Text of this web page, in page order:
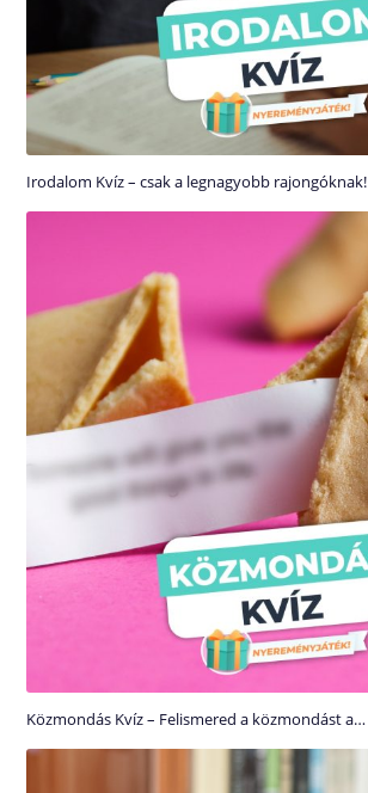
Irodalom Kvíz – csak a legnagyobb rajongóknak!
Közmondás Kvíz – Felismered a közmondást a…